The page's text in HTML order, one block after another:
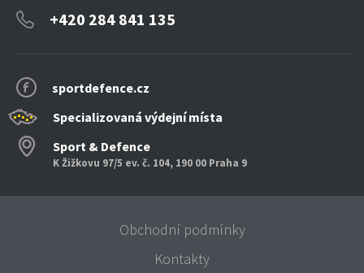
sportdefence.cz
Specializovaná výdejní místa
Sport & Defence
K Žižkovu 97/5 ev. č. 104, 190 00 Praha 9
+420 284 841 135
Obchodní podmínky
Kontakty